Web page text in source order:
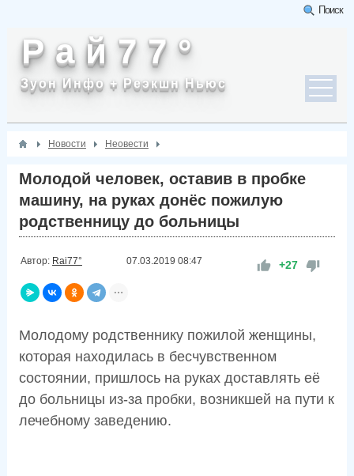
Поиск
Р а й 7 7 °
Зуон Инфо + Реэкшн Ньюс
Новости Неовести
Молодой человек, оставив в пробке
машину, на руках донёс пожилую
родственницу до больницы
Автор: Rai77° 07.03.2019 08:47 +27
Молодому родственнику пожилой женщины,
которая находилась в бесчувственном
состоянии, пришлось на руках доставлять её
до больницы из-за пробки, возникшей на пути к
лечебному заведению.